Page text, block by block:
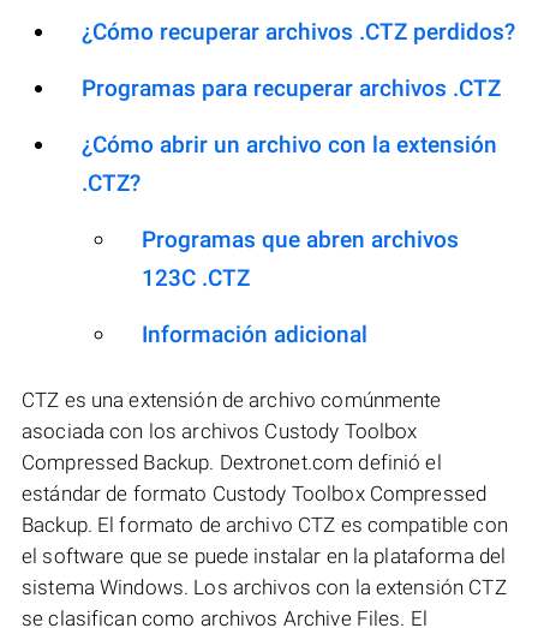
¿Cómo recuperar archivos .CTZ perdidos?
Programas para recuperar archivos .CTZ
¿Cómo abrir un archivo con la extensión
.CTZ?
Programas que abren archivos
123C .CTZ
Información adicional
CTZ es una extensión de archivo comúnmente
asociada con los archivos Custody Toolbox
Compressed Backup. Dextronet.com definió el
estándar de formato Custody Toolbox Compressed
Backup. El formato de archivo CTZ es compatible con
el software que se puede instalar en la plataforma del
sistema Windows. Los archivos con la extensión CTZ
se clasifican como archivos Archive Files. El